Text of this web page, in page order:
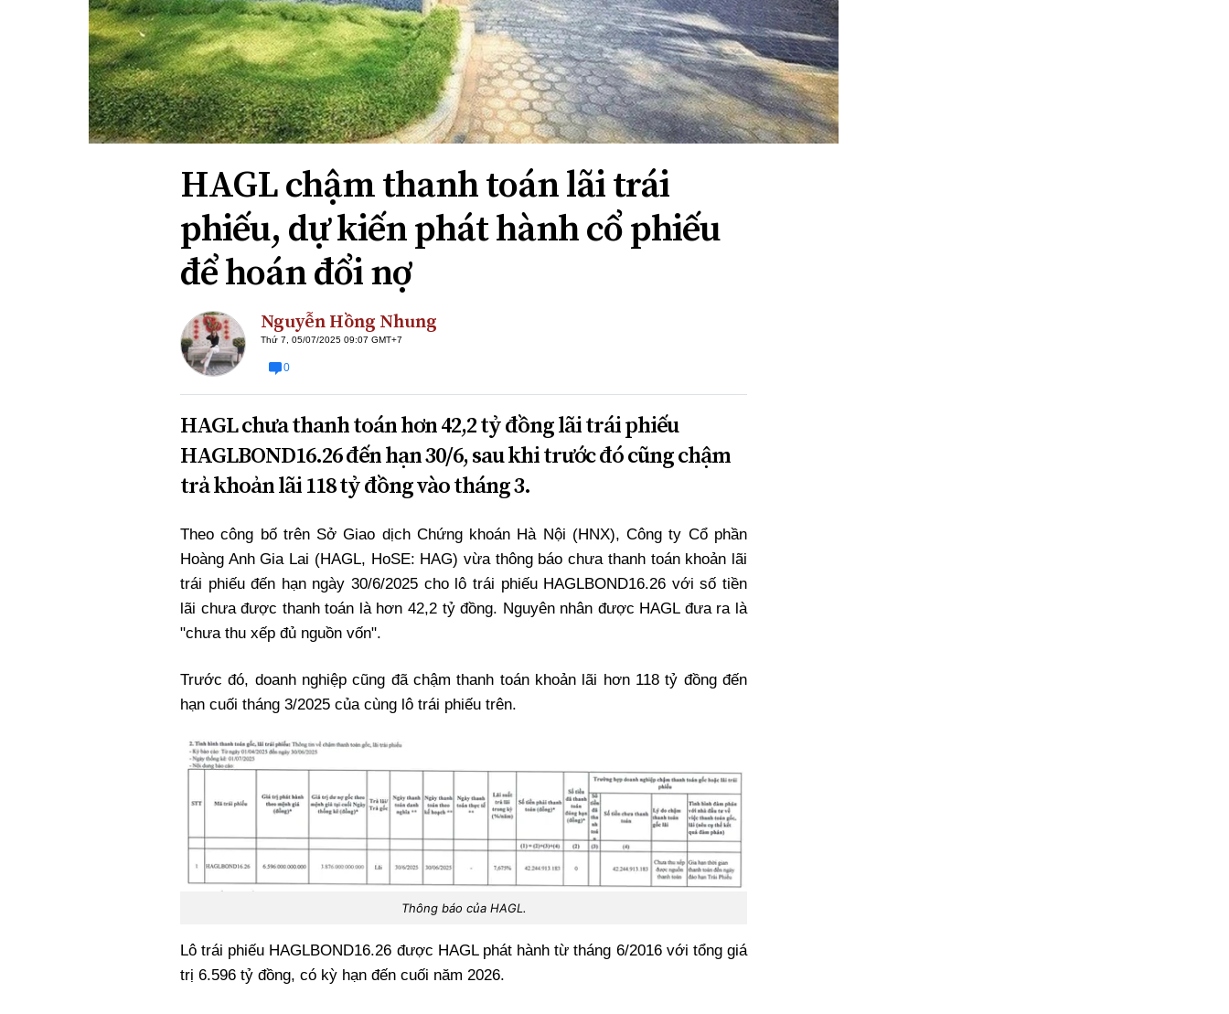
Xi nhan Trái Phải
Bạn đọc viết
HAGL chậm thanh toán lãi trái
phiếu, dự kiến phát hành cổ phiếu
để hoán đổi nợ
Nguyễn Hồng Nhung
Thứ 7, 05/07/2025 09:07 GMT+7
0
HAGL chưa thanh toán hơn 42,2 tỷ đồng lãi trái phiếu
HAGLBOND16.26 đến hạn 30/6, sau khi trước đó cũng chậm
trả khoản lãi 118 tỷ đồng vào tháng 3.
Theo công bố trên Sở Giao dịch Chứng khoán Hà Nội (HNX), Công ty Cổ phần
Hoàng Anh Gia Lai (HAGL, HoSE: HAG) vừa thông báo chưa thanh toán khoản lãi
trái phiếu đến hạn ngày 30/6/2025 cho lô trái phiếu HAGLBOND16.26 với số tiền
lãi chưa được thanh toán là hơn 42,2 tỷ đồng. Nguyên nhân được HAGL đưa ra là
"chưa thu xếp đủ nguồn vốn".
Trước đó, doanh nghiệp cũng đã chậm thanh toán khoản lãi hơn 118 tỷ đồng đến
hạn cuối tháng 3/2025 của cùng lô trái phiếu trên.
Thông báo của HAGL.
Lô trái phiếu HAGLBOND16.26 được HAGL phát hành từ tháng 6/2016 với tổng giá
trị 6.596 tỷ đồng, có kỳ hạn đến cuối năm 2026.